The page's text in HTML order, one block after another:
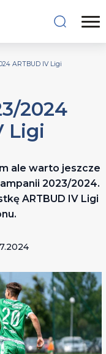
ARTBUD IV Ligi
2024
Ligi
ale warto jeszcze
2023/2024.
ARTBUD IV Ligi